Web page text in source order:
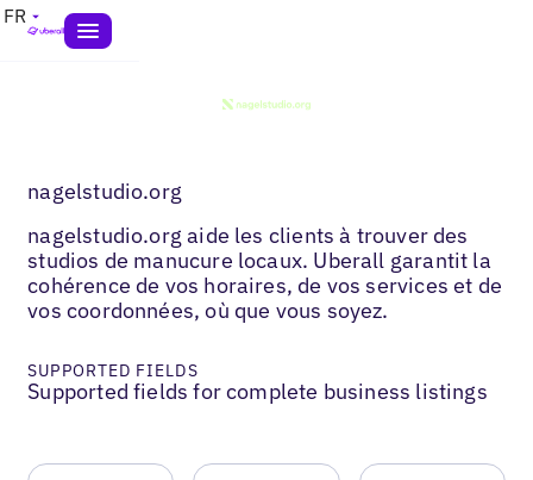
FR
nagelstudio.org
nagelstudio.org aide les clients à trouver des
studios de manucure locaux. Uberall garantit la
cohérence de vos horaires, de vos services et de
vos coordonnées, où que vous soyez.
SUPPORTED FIELDS
Supported fields for complete business listings